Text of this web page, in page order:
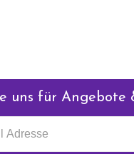
uns für Angebote